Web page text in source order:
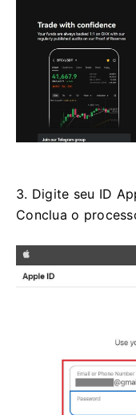
3. Digite seu ID
Conclua o